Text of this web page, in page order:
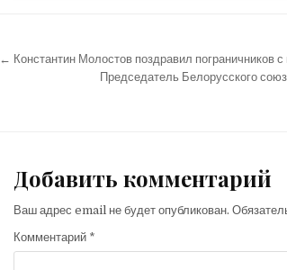
Навигация
← Константин Молостов поздравил пограничников
Председатель Белорусского
Добавить комментарий
Ваш адрес email не будет опубликован.
Комментарий *